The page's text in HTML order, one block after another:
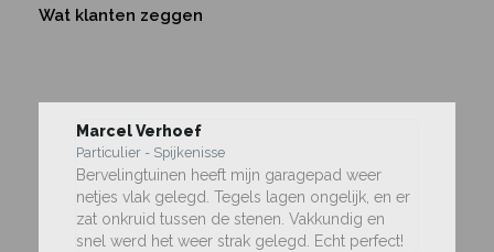
Wat klanten zeggen
Marcel Verhoef
Particulier - Spijkenisse
Bervelingtuinen heeft mijn garagepad weer
netjes vlak gelegd. Tegels lagen ongelijk, en er
zat onkruid tussen de stenen. Vakkundig en
snel werd het weer strak gelegd. Echt perfect!